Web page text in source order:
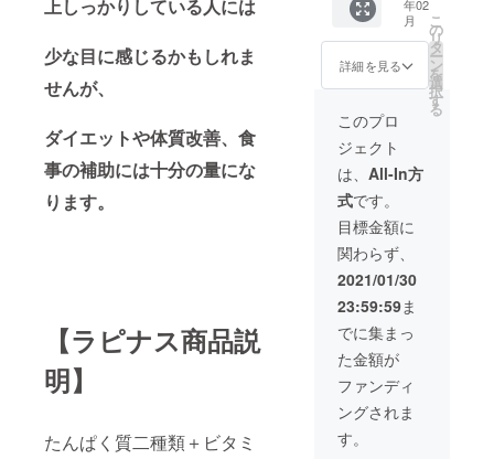
上しっかりしている人には
少な目に感じるかもしれま
せんが、
ダイエットや体質改善、食
事の補助には十分の量にな
ります。
【ラピナス商品説
明】
たんぱく質二種類＋ビタミ
ライン
新川崎
分 南武
線 平間
分 ◉ホー
ムペー
ジ
http://s
hinkyu.
com/
2021年
2月下旬
配送予
定とな
りま
す。
2021年
2月下旬
配送予
定とな
分。 １
日１食
でひと
袋20日
分にな
りま
す。
シェイ
カー付
き。
50%OF
F価格！
10セッ
ト限
定。
28,680
円 →
14,340
円 ※送
料込み
2021年
2月下旬
配送予
定とな
年02
月
詳細を見る
こ
の
リ
タ
ー
ン
を
選
択
す
る
このプロ
ジェクト
は、 All-In方
式です。
目標金額に
関わらず、
2021/01/30
23:59:59ま
でに集まっ
た金額が
ファンディ
ングされま
す。